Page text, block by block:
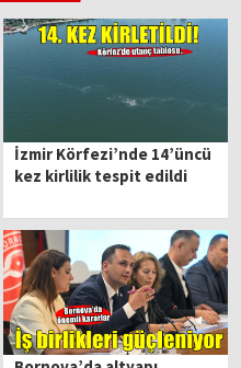
İzmir Körfezi’nde 14’üncü
kez kirlilik tespit edildi